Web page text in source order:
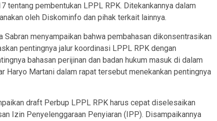
tentang pembentukan LPPL RPK. Ditekankannya dalam
oleh Diskominfo dan pihak terkait lainnya.
menyampaikan bahwa pembahasan dikonsentrasikan
pentingnya jalur koordinasi LPPL RPK dengan
bahasan perijinan dan badan hukum masuk di dalam
Haryo Martani dalam rapat tersebut menekankan pentingnya
draft Perbup LPPL RPK harus cepat diselesaikan
Izin Penyelenggaraan Penyiaran (IPP). Disampaikannya